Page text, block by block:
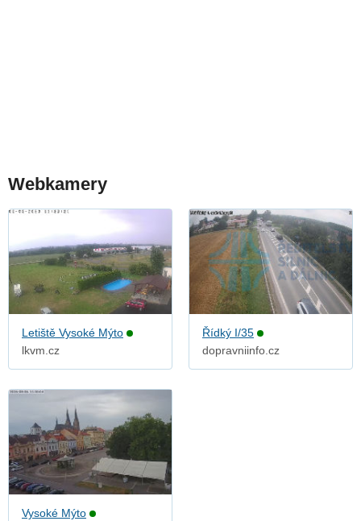
Webkamery
Letiště Vysoké Mýto
lkvm.cz
Řídký I/35
dopravniinfo.cz
Vysoké Mýto